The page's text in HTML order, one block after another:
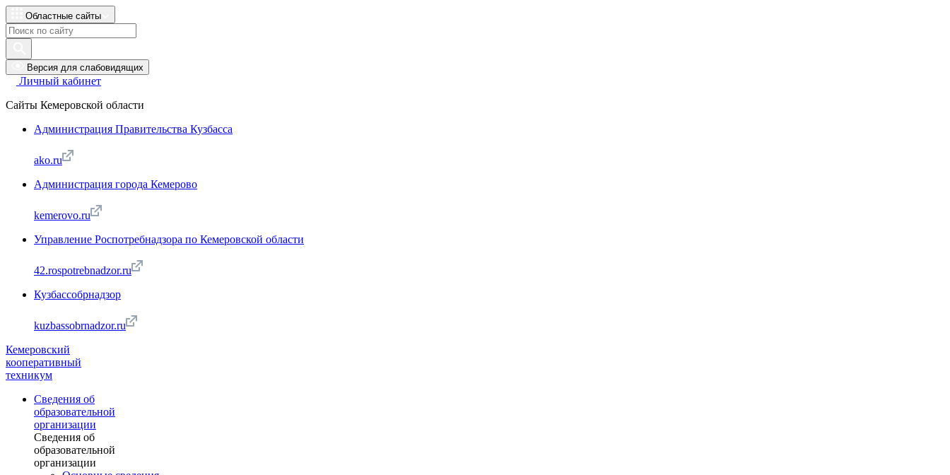
Областные сайты
Версия для слабовидящих
Личный кабинет
Сайты Кемеровской области
Администрация Правительства Кузбасса
ako.ru
Администрация города Кемерово
kemerovo.ru
Управление Роспотребнадзора по Кемеровской области
42.rospotrebnadzor.ru
Кузбассобрнадзор
kuzbassobrnadzor.ru
Кемеровский
кооперативный
техникум
Сведения об
образовательной
организации
Сведения об
образовательной
организации